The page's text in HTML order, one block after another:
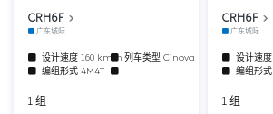
CRH6F
广东城际
设计速度 160 km/h列车类型 Cinova
编组形式 4M4T --
1 组
CRH6F
广东城际
设计速度
编组形式
1 组